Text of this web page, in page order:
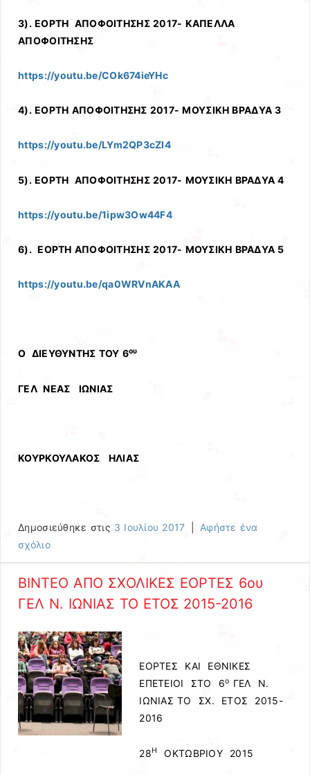
3). ΕΟΡΤΗ ΑΠΟΦΟΙΤΗΣΗΣ 2017- ΚΑΠΕΛΛΑ
ΑΠΟΦΟΙΤΗΣΗΣ
https://youtu.be/COk674ieYHc
4). ΕΟΡΤΗ ΑΠΟΦΟΙΤΗΣΗΣ 2017- ΜΟΥΣΙΚΗ ΒΡΑΔΥΑ 3
https://youtu.be/LYm2QP3cZI4
5). ΕΟΡΤΗ ΑΠΟΦΟΙΤΗΣΗΣ 2017- ΜΟΥΣΙΚΗ ΒΡΑΔΥΑ 4
https://youtu.be/1ipw3Ow44F4
6). ΕΟΡΤΗ ΑΠΟΦΟΙΤΗΣΗΣ 2017- ΜΟΥΣΙΚΗ ΒΡΑΔΥΑ 5
https://youtu.be/qa0WRVnAKAA
Ο ΔΙΕΥΘΥΝΤΗΣ ΤΟΥ 6ου
ΓΕΛ ΝΕΑΣ ΙΩΝΙΑΣ
ΚΟΥΡΚΟΥΛΑΚΟΣ ΗΛΙΑΣ
Δημοσιεύθηκε στις 3 Ιουλίου 2017
Αφήστε ένα
σχόλιο
ΒΙΝΤΕΟ ΑΠΟ ΣΧΟΛΙΚΕΣ ΕΟΡΤΕΣ 6ου
ΓΕΛ Ν. ΙΩΝΙΑΣ ΤΟ ΕΤΟΣ 2015-2016
ΕΟΡΤΕΣ ΚΑΙ ΕΘΝΙΚΕΣ
ΕΠΕΤΕΙΟΙ ΣΤΟ 6ο ΓΕΛ Ν.
ΙΩΝΙΑΣ ΤΟ ΣΧ. ΕΤΟΣ 2015-
2016
28Η ΟΚΤΩΒΡΙΟΥ 2015